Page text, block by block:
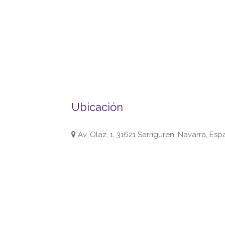
Ubicación
Av. Olaz, 1, 31621 Sarriguren, Navarra,